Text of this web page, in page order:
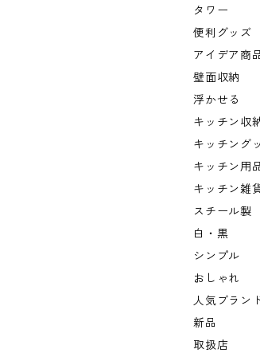
タワー
便利グッズ
アイデア商
壁面収納
浮かせる
キッチン収
キッチング
キッチン用
キッチン雑
スチール製
白・黒
シンプル
おしゃれ
人気ブラン
新品
取扱店